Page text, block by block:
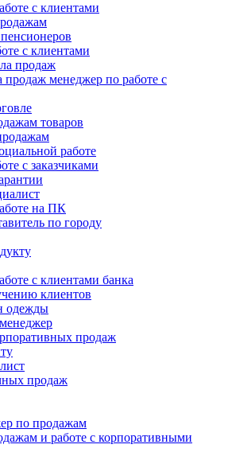
с клиентами
с клиентами
продаж
продаж менеджер по работе с
товаров
работе
с заказчиками
на ПК
по городу
с клиентами банка
клиентов
одежды
продаж
продаж
по продажам
и работе с корпоративными